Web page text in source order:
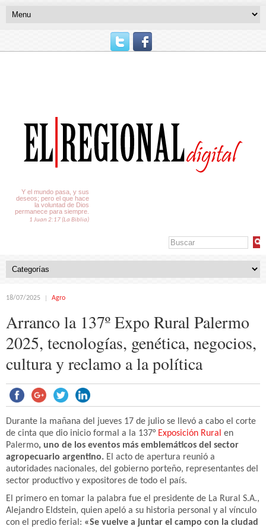
Y el mundo pasa, y sus
deseos; pero el que hace
la voluntad de Dios
permanece para siempre.
1 Juan 2:17 (La Biblia)
18/07/2025 Agro
Arranco la 137º Expo Rural Palermo
2025, tecnologías, genética, negocios,
cultura y reclamo a la política
Durante la mañana del jueves 17 de julio se llevó a cabo el corte
de cinta que dio inicio formal a la 137° Exposición Rural en
Palermo, uno de los eventos más emblemáticos del sector
agropecuario argentino. El acto de apertura reunió a
autoridades nacionales, del gobierno porteño, representantes del
sector productivo y expositores de todo el país.
El primero en tomar la palabra fue el presidente de La Rural S.A.,
Alejandro Eldstein, quien apeló a su historia personal y al vínculo
con el predio ferial: «Se vuelve a juntar el campo con la ciudad